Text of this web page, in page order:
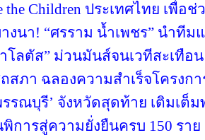
the Children ประเทศไทย เพื่อ
งนา! “ศรราม น้ำเพชร” นำทีม
โลตัส” ม่วนมันส์จนเวทีสะเทือน
สภา ฉลองความสำเร็จโครงก
รณบุรี’ จังหวัดสุดท้าย เติมเต็
การสู่ความยั่งยืนครบ 150 ราย